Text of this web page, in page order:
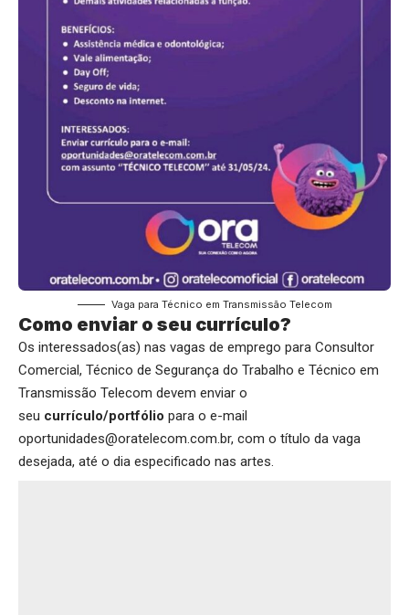
Vaga para Técnico em Transmissão Telecom
Como enviar o seu currículo?
Os interessados(as) nas vagas de emprego para Consultor
Comercial, Técnico de Segurança do Trabalho e Técnico em
Transmissão Telecom devem enviar o
seu currículo/portfólio para o e-mail
oportunidades@oratelecom.com.br, com o título da vaga
desejada, até o dia especificado nas artes.